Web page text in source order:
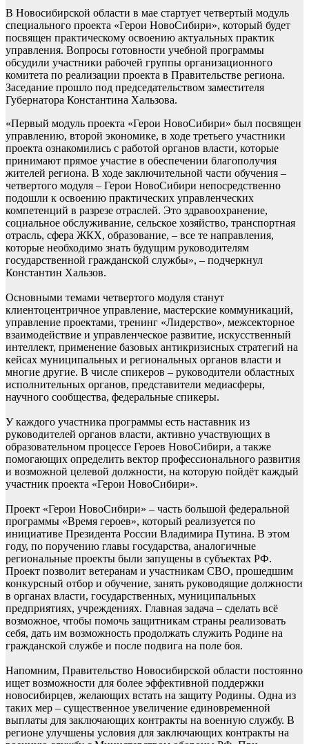
В Новосибирской области в мае стартует четвертый модуль
специального проекта «Герои НовоСибири», который будет
посвящен практическому освоению актуальных практик
управления. Вопросы готовности учебной программы
обсудили участники рабочей группы организационного
комитета по реализации проекта в Правительстве региона.
Заседание прошло под председательством заместителя
Губернатора Константина Хальзова.
«Первый модуль проекта «Герои НовоСибири» был посвящен
управлению, второй экономике, в ходе третьего участники
проекта ознакомились с работой органов власти, которые
принимают прямое участие в обеспечении благополучия
жителей региона. В ходе заключительной части обучения –
четвертого модуля – Герои НовоСибири непосредственно
подошли к освоению практических управленческих
компетенций в разрезе отраслей. Это здравоохранение,
социальное обслуживание, сельское хозяйство, транспортная
отрасль, сфера ЖКХ, образование, – все те направления,
которые необходимо знать будущим руководителям
государственной гражданской службы», – подчеркнул
Константин Хальзов.
Основными темами четвертого модуля станут
клиентоцентричное управление, мастерские коммуникаций,
управление проектами, тренинг «Лидерство», межсекторное
взаимодействие и управленческое развитие, искусственный
интеллект, применение базовых антикризисных стратегий на
кейсах муниципальных и региональных органов власти и
многие другие. В числе спикеров – руководители областных
исполнительных органов, представители медиасферы,
научного сообщества, федеральные спикеры.
У каждого участника программы есть наставник из
руководителей органов власти, активно участвующих в
образовательном процессе Героев НовоСибири, а также
помогающих определить вектор профессионального развития
и возможной целевой должности, на которую пойдёт каждый
участник проекта «Герои НовоСибири».
Проект «Герои НовоСибири» – часть большой федеральной
программы «Время героев», который реализуется по
инициативе Президента России Владимира Путина. В этом
году, по поручению главы государства, аналогичные
региональные проекты были запущены в субъектах РФ.
Проект позволит ветеранам и участникам СВО, прошедшим
конкурсный отбор и обучение, занять руководящие должности
в органах власти, государственных, муниципальных
предприятиях, учреждениях. Главная задача – сделать всё
возможное, чтобы помочь защитникам страны реализовать
себя, дать им возможность продолжать служить Родине на
гражданской службе и после подвига на поле боя.
Напомним, Правительство Новосибирской области постоянно
ищет возможности для более эффективной поддержки
новосибирцев, желающих встать на защиту Родины. Одна из
таких мер – существенное увеличение единовременной
выплаты для заключающих контракты на военную службу. В
регионе улучшены условия для заключающих контракты на